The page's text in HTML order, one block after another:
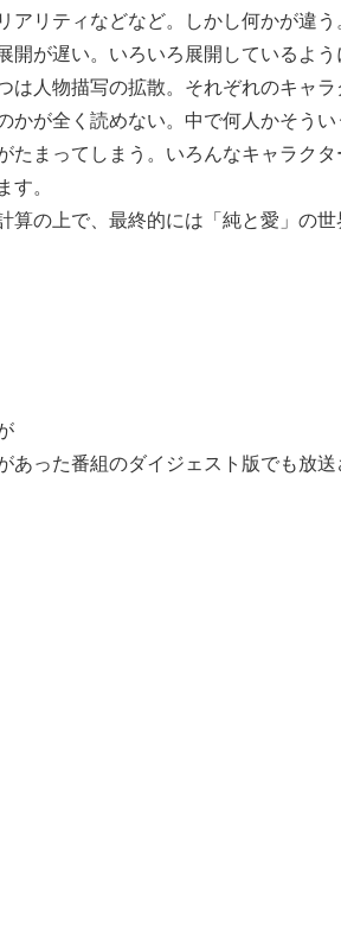
アリティなどなど。しかし何かが違
開が遅い。いろいろ展開しているよ
は人物描写の拡散。それぞれのキャラ
かが全く読めない。中で何人かそう
たまってしまう。いろんなキャラク
す。
の上で、最終的には「純と愛」の世
あった番組のダイジェスト版でも放